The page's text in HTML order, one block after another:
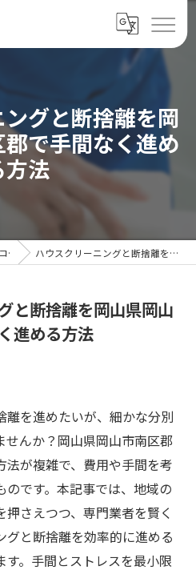
グと断捨離を岡
で手間なく進め
方法
コラム ハウスクリーニングと断捨離を岡山県岡山市南区郡で手間なく進める方法
と断捨離を岡山県岡山
進める方法
離を進めたいが、細かな分別
んか？岡山県岡山市南区郡
が複雑で、費用や手間を考
のです。本記事では、地域の
さえつつ、専門業者を賢く
と断捨離を効率的に進める
。手間とストレスを最小限